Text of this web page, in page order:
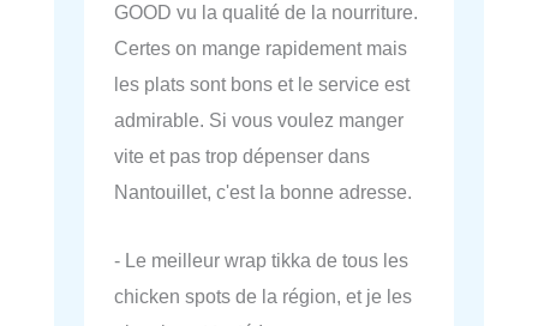
GOOD vu la qualité de la nourriture.
Certes on mange rapidement mais
les plats sont bons et le service est
admirable. Si vous voulez manger
vite et pas trop dépenser dans
Nantouillet, c'est la bonne adresse.
- Le meilleur wrap tikka de tous les
chicken spots de la région, et je les